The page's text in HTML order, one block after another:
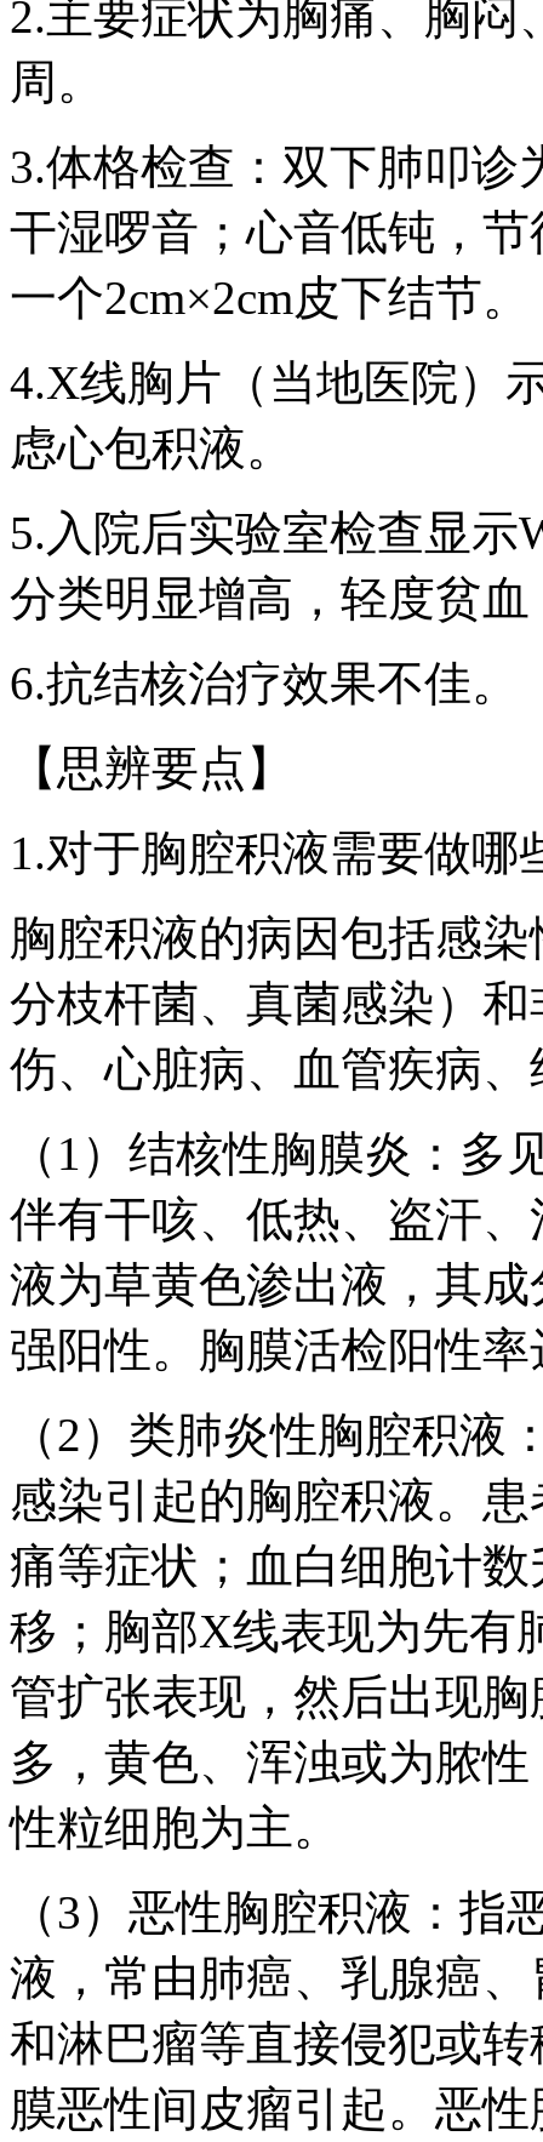
2.主要症状为胸痛、胸闷
周。
3.体格检查：双下肺叩
干湿啰音；心音低钝，
一个2cm×2cm皮下结节。
4.X线胸片（当地医院）
虑心包积液。
5.入院后实验室检查显示
分类明显增高，轻度贫血
6.抗结核治疗效果不佳。
【思辨要点】
1.对于胸腔积液需要做哪
胸腔积液的病因包括感
分枝杆菌、真菌感染）
伤、心脏病、血管疾病
（1）结核性胸膜炎：
伴有干咳、低热、盗汗
液为草黄色渗出液，其
强阳性。胸膜活检阳性率
（2）类肺炎性胸腔积
感染引起的胸腔积液。
痛等症状；血白细胞计
移；胸部X线表现为先有
管扩张表现，然后出现
多，黄色、浑浊或为脓
性粒细胞为主。
（3）恶性胸腔积液：
液，常由肺癌、乳腺癌
和淋巴瘤等直接侵犯或
膜恶性间皮瘤引起。恶